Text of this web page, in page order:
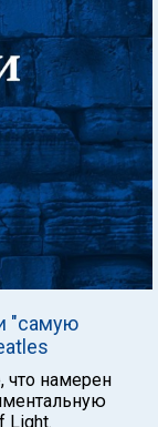
"самую
что намерен
Light.